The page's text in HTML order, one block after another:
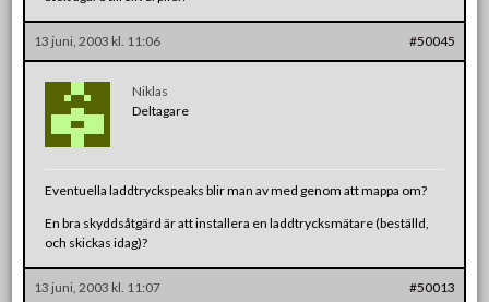
13 juni, 2003 kl. 11:06 #50045
Niklas
Deltagare
Eventuella laddtryckspeaks blir man av med genom att mappa om?
En bra skyddsåtgärd är att installera en laddtrycksmätare (beställd,
och skickas idag)?
13 juni, 2003 kl. 11:07 #50013